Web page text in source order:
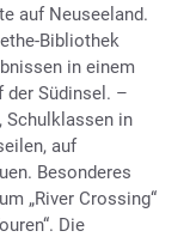
auf Neuseeland.
Bibliothek
in einem
der Südinsel. –
Schulklassen in
auf
Besonderes
„River Crossing“
Die